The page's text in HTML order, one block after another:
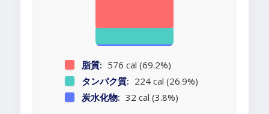
脂質: 576 cal (69.2%)
タンパク質: 224 cal (26.9%)
炭水化物: 32 cal (3.8%)